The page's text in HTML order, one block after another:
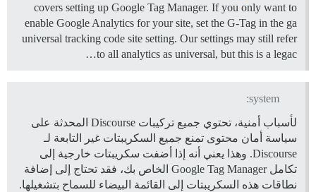
covers setting up Google Tag Manager. If you only want to
enable Google Analytics for your site, set the G-Tag in the ga
universal tracking code site setting. Our settings may still refer
to all analytics as universal, but this is a legac…
system:
لأسباب أمنية، تحتوي جميع تركيبات Discourse المحدثة على
سياسة أمان محتوى تمنع جميع السكريبتات غير التابعة لـ
Discourse. وهذا يعني أنه إذا أضفت سكريبتات خارجية إلى
تكامل Google Tag Manager الخاص بك، فقد تحتاج إلى إضافة
نطاقات هذه السكريبتات إلى القائمة البيضاء للسماح بتشغيلها.